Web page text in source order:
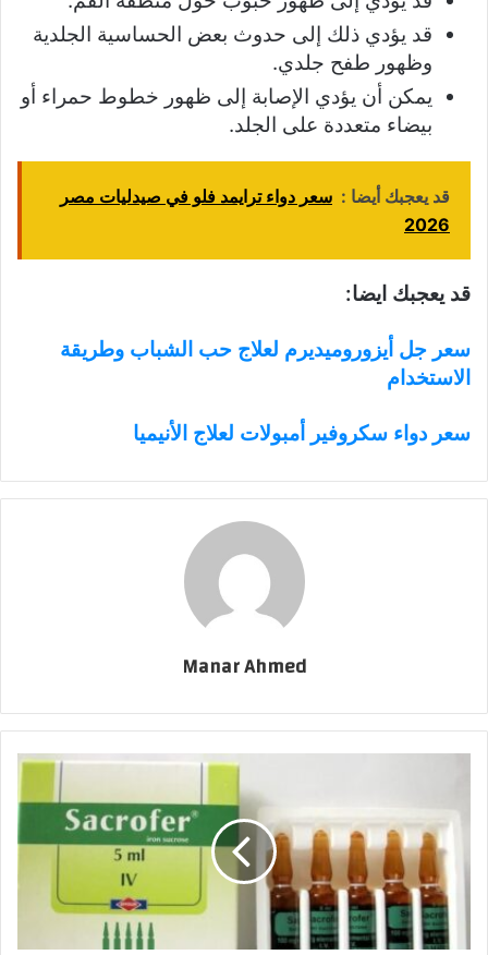
قد يؤدي ذلك إلى حدوث بعض الحساسية الجلدية
وظهور طفح جلدي.
يمكن أن يؤدي الإصابة إلى ظهور خطوط حمراء أو
بيضاء متعددة على الجلد.
قد يعجبك أيضا : سعر دواء ترايمد فلو في صيدليات مصر
2026
قد يعجبك ايضا:
سعر جل أيزوروميديرم لعلاج حب الشباب وطريقة
الاستخدام
سعر دواء سكروفير أمبولات لعلاج الأنيميا
Manar Ahmed